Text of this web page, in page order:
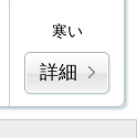
寒い
詳細